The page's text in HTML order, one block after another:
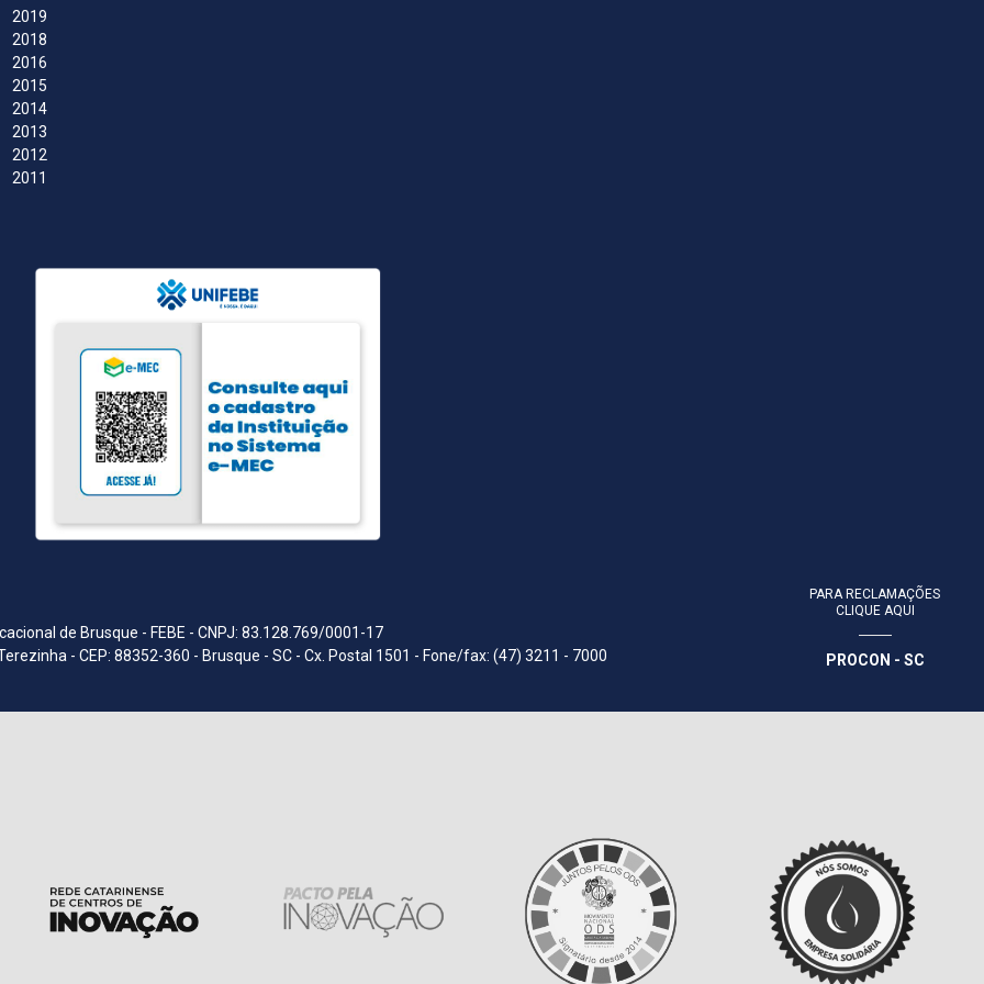
2019
2018
2016
2015
2014
2013
2012
2011
de Brusque - FEBE - CNPJ: 83.128.769/0001-17
- CEP: 88352-360 - Brusque - SC - Cx. Postal 1501 - Fone/fax: (47) 3211 - 7000
PARA RECLAMAÇÕES
CLIQUE AQUI
PROCON - SC